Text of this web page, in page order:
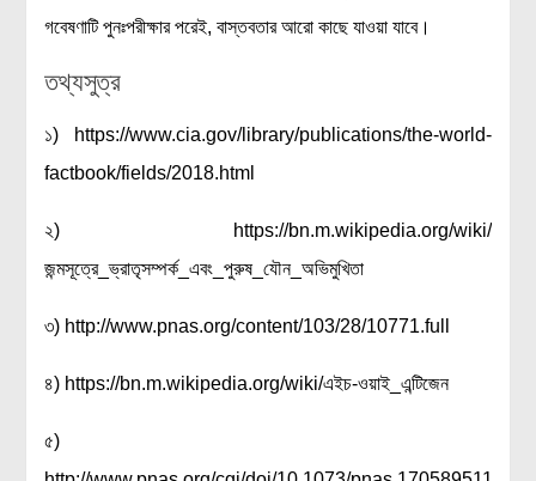
গবেষণাটি পুনঃপরীক্ষার পরেই, বাস্তবতার আরো কাছে যাওয়া যাবে।
তথ্যসুত্র
১) https://www.cia.gov/library/publications/the-world-
factbook/fields/2018.html
২) https://bn.m.wikipedia.org/wiki/
জন্মসূত্রে_ভ্রাতৃসম্পর্ক_এবং_পুরুষ_যৌন_অভিমুখিতা
৩) http://www.pnas.org/content/103/28/10771.full
৪) https://bn.m.wikipedia.org/wiki/এইচ-ওয়াই_এন্টিজেন
৫)